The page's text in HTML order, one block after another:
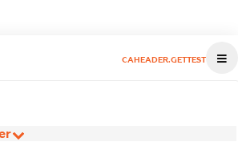
CAHEADER.GETTEST